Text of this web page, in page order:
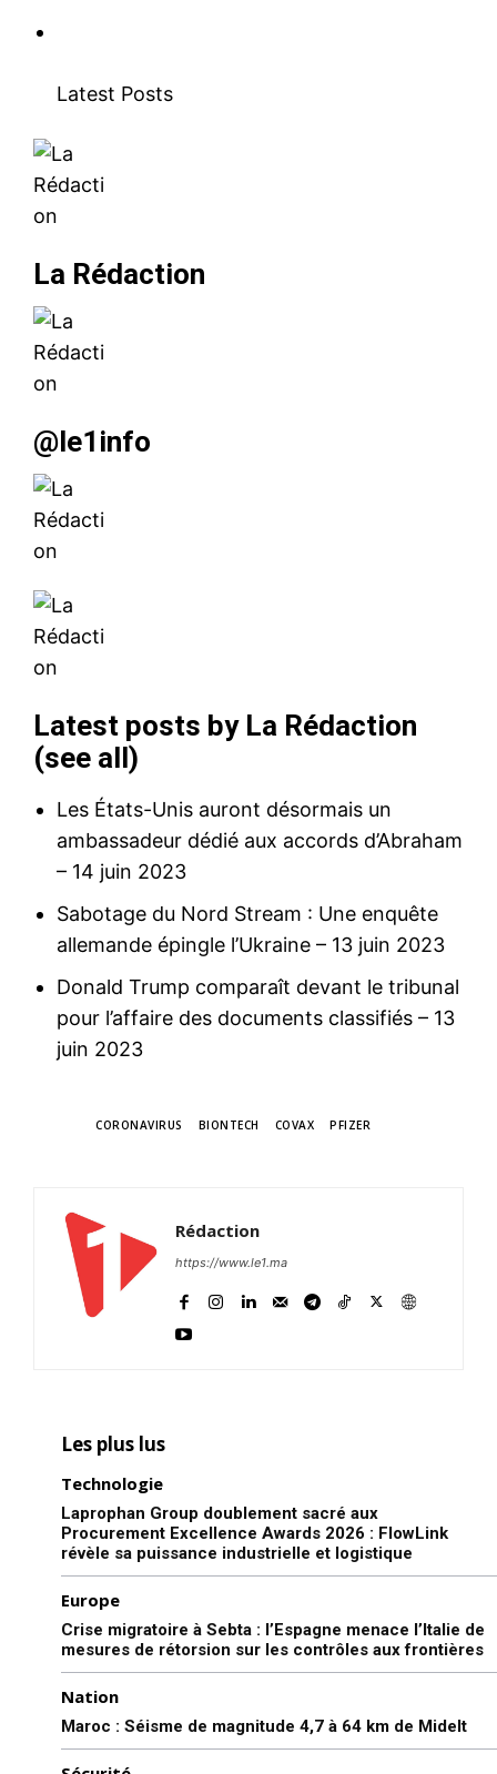
Latest Posts
La Rédaction
@le1info
Latest posts by La Rédaction
(see all)
Les États-Unis auront désormais un
ambassadeur dédié aux accords d’Abraham
– 14 juin 2023
Sabotage du Nord Stream : Une enquête
allemande épingle l’Ukraine – 13 juin 2023
Donald Trump comparaît devant le tribunal
pour l’affaire des documents classifiés – 13
juin 2023
CORONAVIRUS BIONTECH COVAX PFIZER
Rédaction
https://www.le1.ma
Les plus lus
Technologie
Laprophan Group doublement sacré aux
Procurement Excellence Awards 2026 : FlowLink
révèle sa puissance industrielle et logistique
Europe
Crise migratoire à Sebta : l’Espagne menace l’Italie de
mesures de rétorsion sur les contrôles aux frontières
Nation
Maroc : Séisme de magnitude 4,7 à 64 km de Midelt